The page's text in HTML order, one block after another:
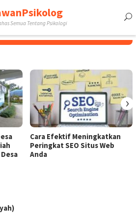
Semua Tentang Psikologi
Cara Efektif Meningkatkan
Peringkat SEO Situs Web
Anda
›